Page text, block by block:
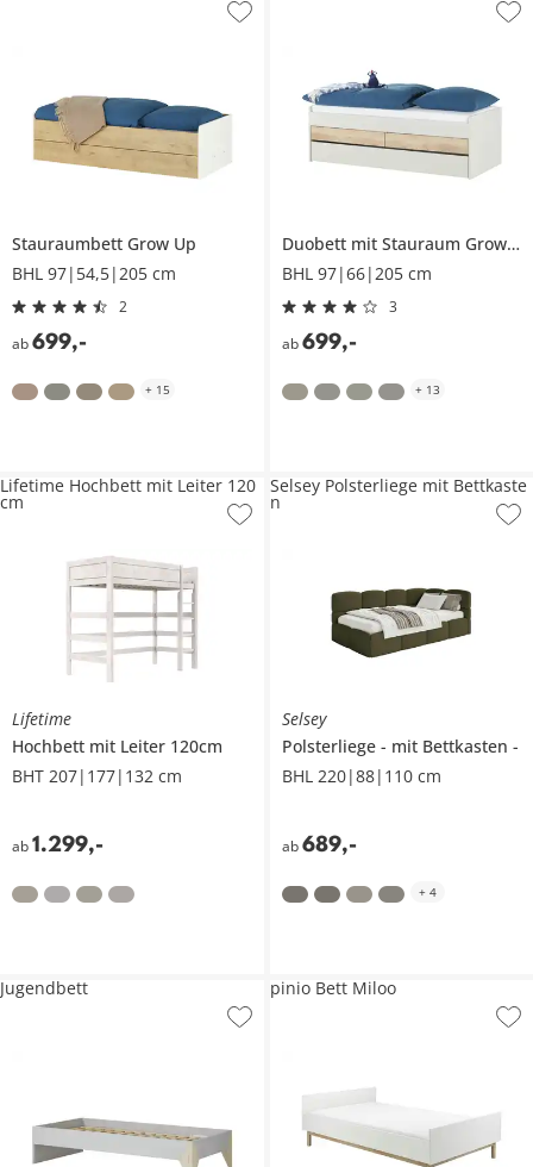
Stauraumbett Grow Up
BHL 97|54,5|205 cm
2
ab699,-
+ 15
Duobett mit Stauraum Grow Up
BHL 97|66|205 cm
3
ab 699,-
+ 13
Lifetime
Hochbett mit Leiter 120cm
BHT 207|177|132 cm
ab1.299,-
Lifetime Hochbett mit Leiter 120
cm
Selsey
Polsterliege
mit Bettkasten
BHL 220|88|110 cm
ab 689,-
Selsey Polsterliege mit Bettkaste
n
+ 4
Jugendbett pinio Bett Miloo